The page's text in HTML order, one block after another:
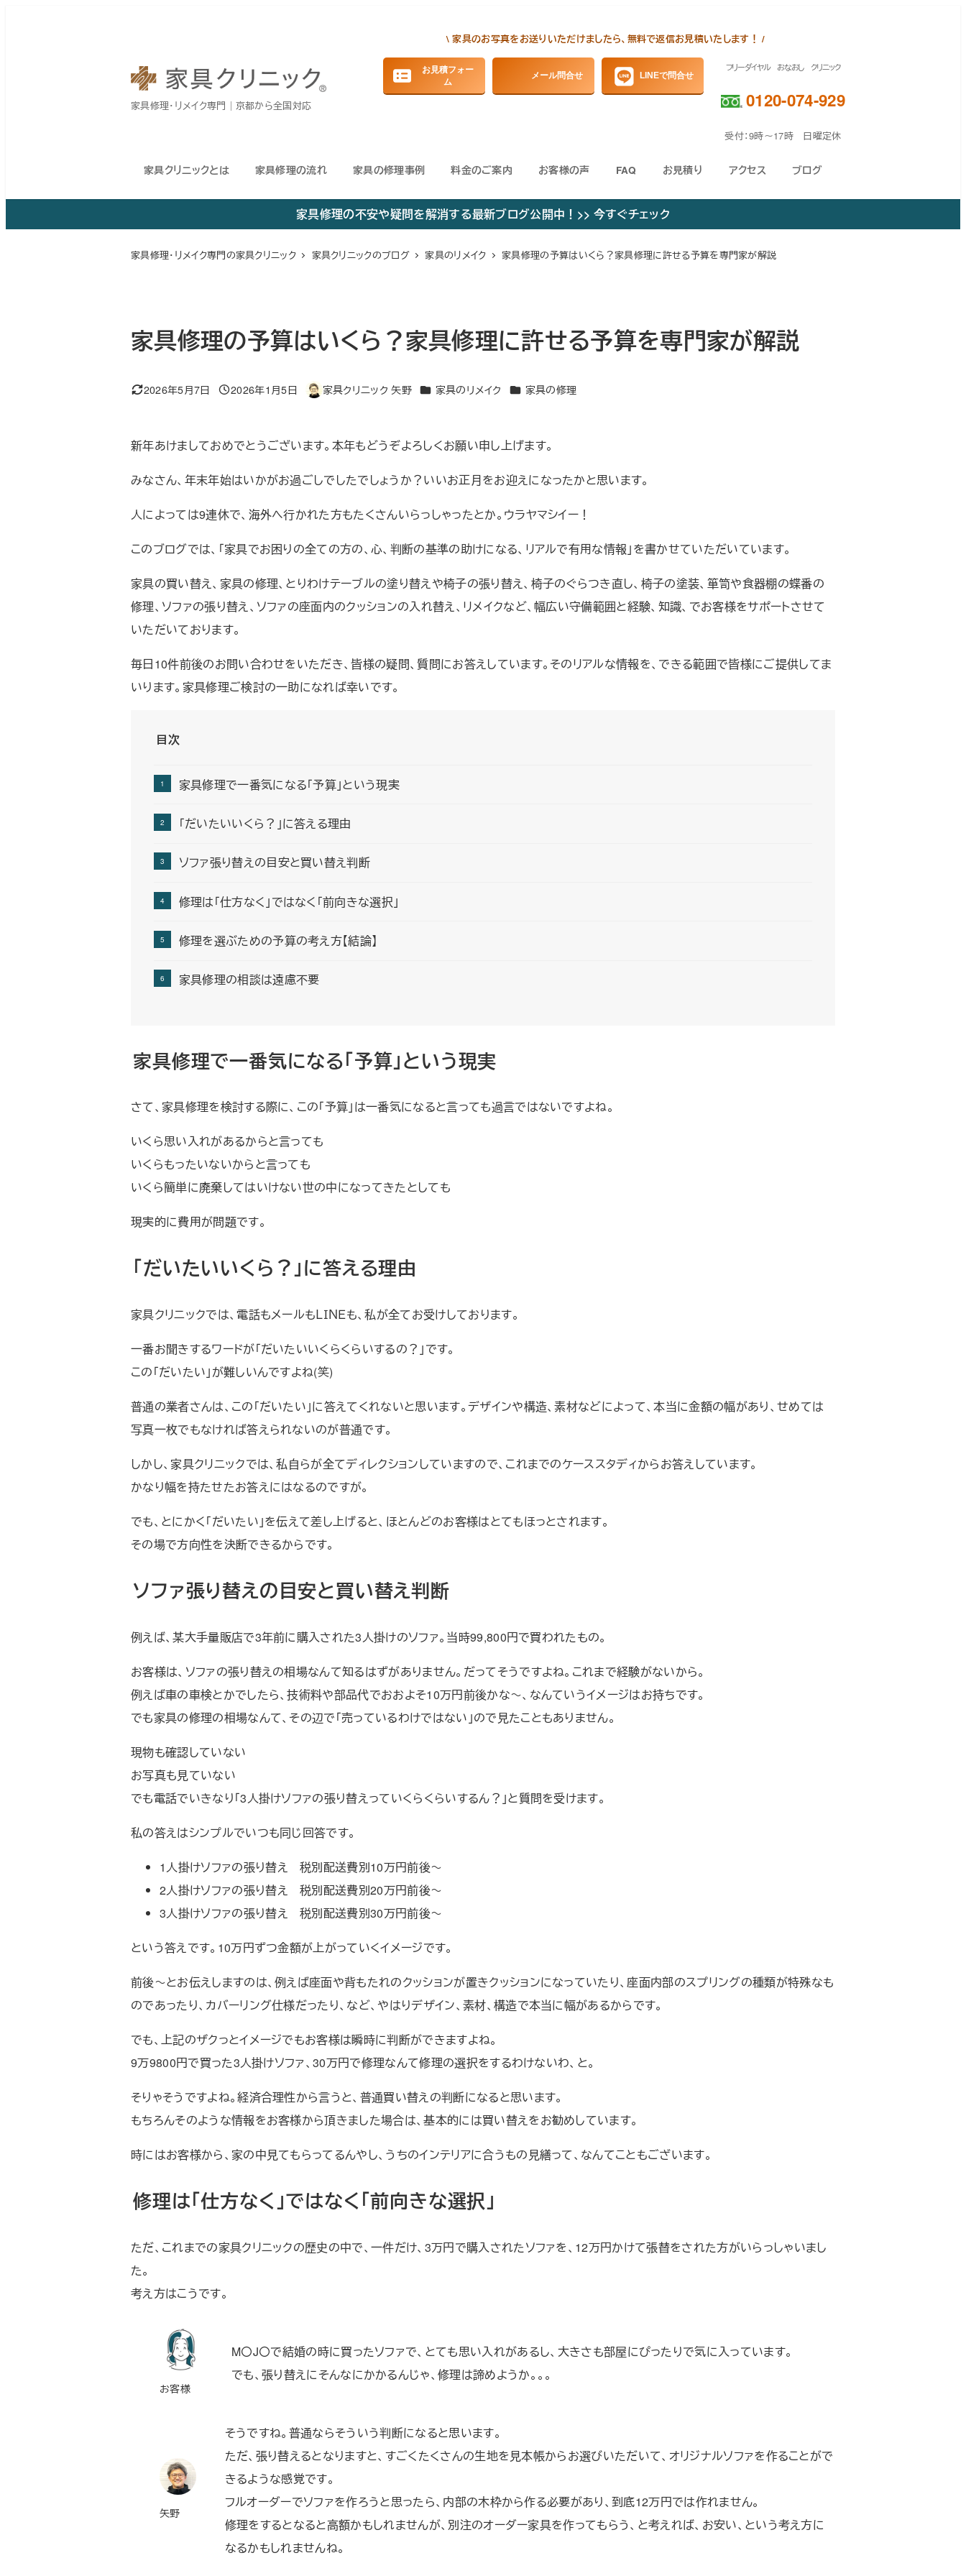
へ
家具修理・リメイク専門｜京都から全国対応
\ 家具のお写真をお送りいただけましたら、無料で返信お見積いたします！ /
お見積フォー
ム
メール問合せ LINEで問合せ
フリーダイヤル おなおし クリニック
0120-074-929
受付：9時～17時 日曜定休
家具クリニックとは 家具修理の流れ 家具の修理事例 料金のご案内 お客様の声 FAQ お見積り アクセス ブログ
家具修理の不安や疑問を解消する最新ブログ公開中！>> 今すぐチェック
家具修理・リメイク専門の家具クリニック 家具クリニックのブログ 家具のリメイク 家具修理の予算はいくら？家具修理に許せる予算を専門家が解説
家具修理の予算はいくら？家具修理に許せる予算を専門家が解説
更新日
2026年5月7日
投稿日
2026年1月5日
著
家具クリニック 矢野 カテゴリー
家具のリメイク カテゴリー
家具の修理
新年あけましておめでとうございます。本年もどうぞよろしくお願い申し上げます。
みなさん、年末年始はいかがお過ごしでしたでしょうか？いいお正月をお迎えになったかと思います。
人によっては9連休で、海外へ行かれた方もたくさんいらっしゃったとか。ウラヤマシイー！
このブログでは、「家具でお困りの全ての方の、心、判断の基準の助けになる、リアルで有用な情報」を書かせていただいています。
家具の買い替え、家具の修理、とりわけテーブルの塗り替えや椅子の張り替え、椅子のぐらつき直し、椅子の塗装、箪笥や食器棚の蝶番の
修理、ソファの張り替え、ソファの座面内のクッションの入れ替え、リメイクなど、幅広い守備範囲と経験、知識、でお客様をサポートさせて
いただいております。
毎日10件前後のお問い合わせをいただき、皆様の疑問、質問にお答えしています。そのリアルな情報を、できる範囲で皆様にご提供してま
いります。家具修理ご検討の一助になれば幸いです。
目次
家具修理で一番気になる「予算」という現実
「だいたいいくら？」に答える理由
ソファ張り替えの目安と買い替え判断
修理は「仕方なく」ではなく「前向きな選択」
修理を選ぶための予算の考え方【結論】
家具修理の相談は遠慮不要
家具修理で一番気になる「予算」という現実
さて、家具修理を検討する際に、この「予算」は一番気になると言っても過言ではないですよね。
いくら思い入れがあるからと言っても
いくらもったいないからと言っても
いくら簡単に廃棄してはいけない世の中になってきたとしても
現実的に費用が問題です。
「だいたいいくら？」に答える理由
家具クリニックでは、電話もメールもＬＩＮＥも、私が全てお受けしております。
一番お聞きするワードが「だいたいいくらくらいするの？」です。
この「だいたい」が難しいんですよね(笑)
普通の業者さんは、この「だいたい」に答えてくれないと思います。デザインや構造、素材などによって、本当に金額の幅があり、せめては
写真一枚でもなければ答えられないのが普通です。
しかし、家具クリニックでは、私自らが全てディレクションしていますので、これまでのケーススタディからお答えしています。
かなり幅を持たせたお答えにはなるのですが。
でも、とにかく「だいたい」を伝えて差し上げると、ほとんどのお客様はとてもほっとされます。
その場で方向性を決断できるからです。
ソファ張り替えの目安と買い替え判断
例えば、某大手量販店で3年前に購入された3人掛けのソファ。当時99,800円で買われたもの。
お客様は、ソファの張り替えの相場なんて知るはずがありません。だってそうですよね。これまで経験がないから。
例えば車の車検とかでしたら、技術料や部品代でおおよそ10万円前後かな～、なんていうイメージはお持ちです。
でも家具の修理の相場なんて、その辺で「売っているわけではない」ので見たこともありません。
現物も確認していない
お写真も見ていない
でも電話でいきなり「3人掛けソファの張り替えっていくらくらいするん？」と質問を受けます。
私の答えはシンプルでいつも同じ回答です。
1人掛けソファの張り替え 税別配送費別10万円前後～
2人掛けソファの張り替え 税別配送費別20万円前後～
3人掛けソファの張り替え 税別配送費別30万円前後～
という答えです。10万円ずつ金額が上がっていくイメージです。
前後～とお伝えしますのは、例えば座面や背もたれのクッションが置きクッションになっていたり、座面内部のスプリングの種類が特殊なも
のであったり、カバーリング仕様だったり、など、やはりデザイン、素材、構造で本当に幅があるからです。
でも、上記のザクっとイメージでもお客様は瞬時に判断ができますよね。
9万9800円で買った3人掛けソファ、30万円で修理なんて修理の選択をするわけないわ、と。
そりゃそうですよね。経済合理性から言うと、普通買い替えの判断になると思います。
もちろんそのような情報をお客様から頂きました場合は、基本的には買い替えをお勧めしています。
時にはお客様から、家の中見てもらってるんやし、うちのインテリアに合うもの見繕って、なんてこともございます。
修理は「仕方なく」ではなく「前向きな選択」
ただ、これまでの家具クリニックの歴史の中で、一件だけ、3万円で購入されたソファを、12万円かけて張替をされた方がいらっしゃいまし
た。
考え方はこうです。
お客様
M〇J〇で結婚の時に買ったソファで、とても思い入れがあるし、大きさも部屋にぴったりで気に入っています。
でも、張り替えにそんなにかかるんじゃ、修理は諦めようか。。。
矢野
そうですね。普通ならそういう判断になると思います。
ただ、張り替えるとなりますと、すごくたくさんの生地を見本帳からお選びいただいて、オリジナルソファを作ることがで
きるような感覚です。
フルオーダーでソファを作ろうと思ったら、内部の木枠から作る必要があり、到底12万円では作れません。
修理をするとなると高額かもしれませんが、別注のオーダー家具を作ってもらう、と考えれば、お安い、という考え方に
なるかもしれませんね。